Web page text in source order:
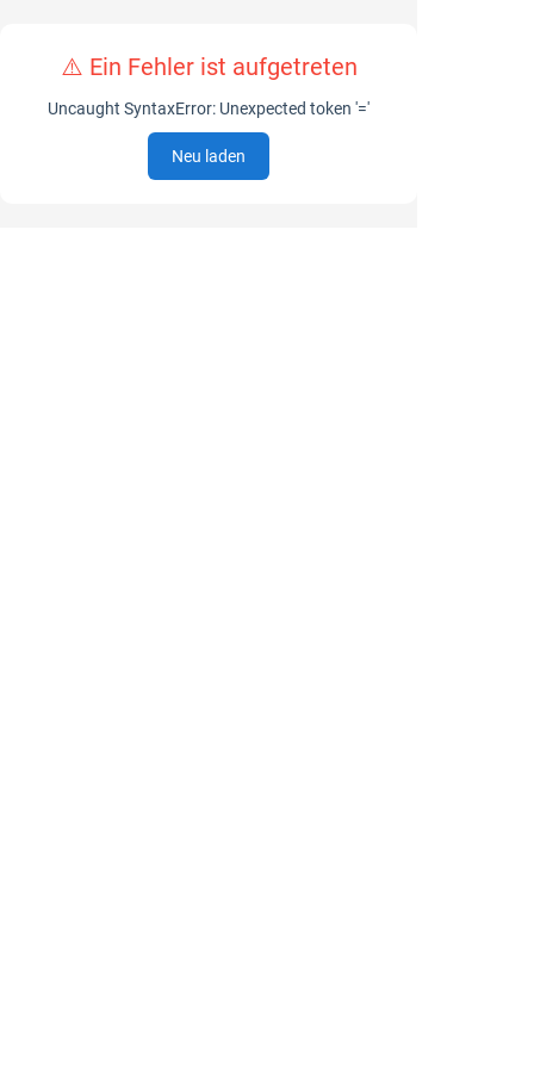
⚠️ Ein Fehler ist aufgetreten
Uncaught SyntaxError: Unexpected token '='
Neu laden